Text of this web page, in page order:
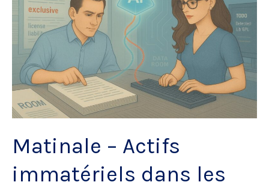
Matinale – Actifs
immatériels dans les